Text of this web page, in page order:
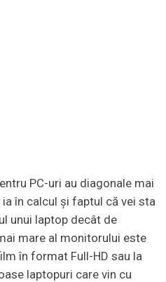
PC-uri au diagonale mai
în calcul şi faptul că vei sta
unui laptop decât de
mare al monitorului este
în format Full-HD sau la
laptopuri care vin cu